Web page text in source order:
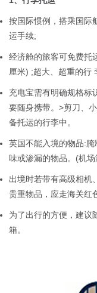
按国际惯例，搭乘国际
运手续;
经济舱的旅客可免费托
厘米) ;超大、超重的行
充电宝需有明确规格标
要随身携带。>剪刀、
备托运的行李中。
英国不能入境的物品:
味或渗漏的物品。(机
出境时若带有高级相机
贵重物品，应走海关红
为了出行的方便，建议
箱。